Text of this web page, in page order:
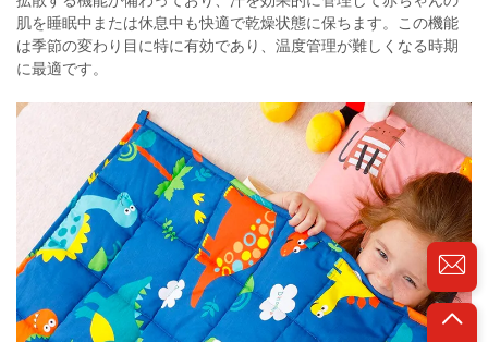
肌を睡眠中または休息中も快適で乾燥状態に保ちます。この機能
は季節の変わり目に特に有効であり、温度管理が難しくなる時期
に最適です。